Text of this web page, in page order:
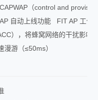
（control and
自动上线功能 FIT AP 工作
），将蜂窝网络的干扰影
漫游（≤50ms）